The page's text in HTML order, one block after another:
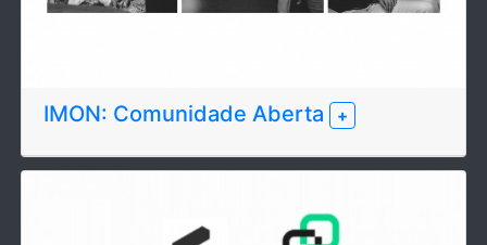
IMON: Comunidade Aberta +